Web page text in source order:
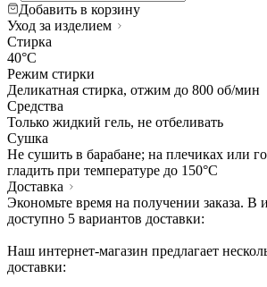
Добавить в корзину
Уход за изделием
Стирка
40°C
Режим стирки
Деликатная стирка, отжим до 800 об/мин
Средства
Только жидкий гель, не отбеливать
Сушка
Не сушить в барабане; на плечиках или
гладить при температуре до 150°C
Доставка
Экономьте время на получении заказа. В
доступно 5 вариантов доставки:
Наш интернет-магазин предлагает
доставки: